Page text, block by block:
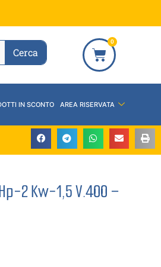
Cerca
0
IN SCONTO AREA RISERVATA
2 Kw-1,5 V.400 –